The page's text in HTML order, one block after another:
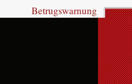
Betrugswarnung